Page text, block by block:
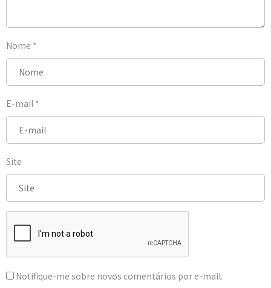
Nome *
E-mail *
Site
Notifique-me sobre novos comentários por e-mail.